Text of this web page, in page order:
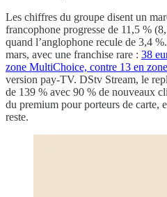
Les chiffres du groupe disent un
francophone progresse de 11,5 %
quand l’anglophone recule de 3,4
mars, avec une franchise rare : 38
zone MultiChoice, contre 13 en
version pay-TV. DStv Stream, le
de 139 % avec 90 % de nouveaux
du premium pour porteurs de carte,
reste.